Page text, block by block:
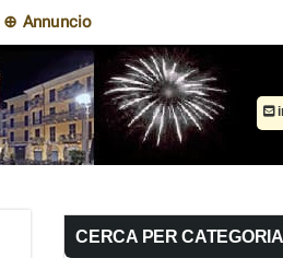
⊕ Annuncio
CERCA PER CATEGORIA